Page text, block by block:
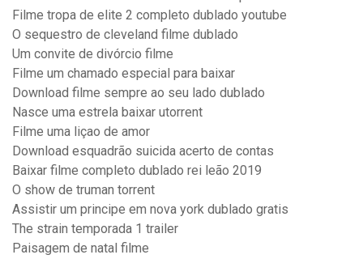
Filme tropa de elite 2 completo dublado youtube
O sequestro de cleveland filme dublado
Um convite de divórcio filme
Filme um chamado especial para baixar
Download filme sempre ao seu lado dublado
Nasce uma estrela baixar utorrent
Filme uma liçao de amor
Download esquadrão suicida acerto de contas
Baixar filme completo dublado rei leão 2019
O show de truman torrent
Assistir um principe em nova york dublado gratis
The strain temporada 1 trailer
Paisagem de natal filme